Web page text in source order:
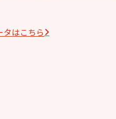
タはこちら